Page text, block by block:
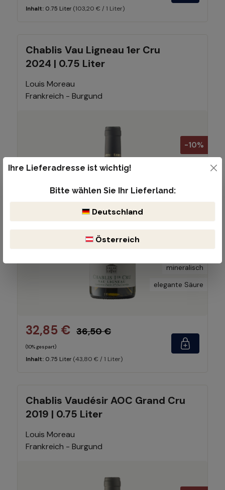
Inhalt: 0.75 Liter (103,20 € / 1 Liter)
Chablis Vau Ligneau 1er Cru
2024 | 0.75 Liter
Louis Moreau
Frankreich - Burgund
-10%
würzig
mineralisch
elegante Säure
32,85 € 36,50 €
(10% gespart)
Inhalt: 0.75 Liter (43,80 € / 1 Liter)
Chablis Vaudésir AOC Grand Cru
2019 | 0.75 Liter
Louis Moreau
Frankreich - Burgund
Ihre Lieferadresse ist wichtig!
Bitte wählen Sie Ihr Lieferland:
Deutschland
Österreich